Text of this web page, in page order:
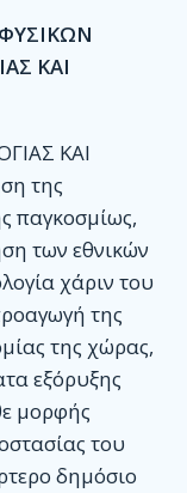
ΚΑΙ
ΚΑΙ
της
παγκοσμίως,
των εθνικών
χάριν του
της
της χώρας,
εξόρυξης
μορφής
του
δημόσιο